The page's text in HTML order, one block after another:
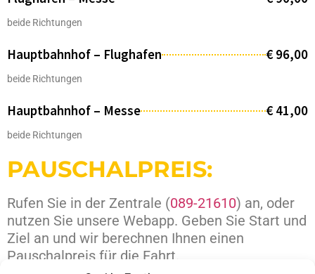
beide Richtungen
Hauptbahnhof – Flughafen € 96,00
beide Richtungen
Hauptbahnhof – Messe € 41,00
beide Richtungen
PAUSCHALPREIS:
Rufen Sie in der Zentrale (089-21610) an, oder
nutzen Sie unsere Webapp. Geben Sie Start und
Ziel an und wir berechnen Ihnen einen
Pauschalpreis für die Fahrt.